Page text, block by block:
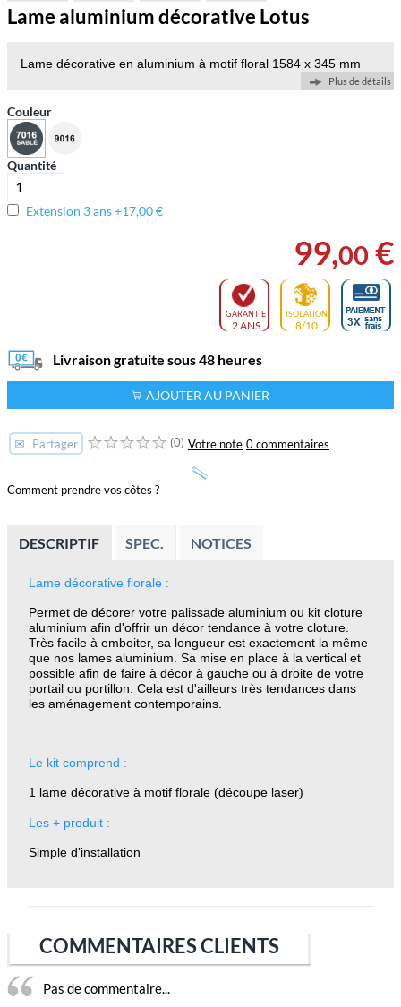
Lame aluminium décorative Lotus
Lame décorative en aluminium à motif floral 1584 x 345 mm
Plus de détails
Couleur
Quantité
Extension 3 ans +17,00 €
99,00 €
GARANTIE
2 ANS
ISOLATION
8/10
Livraison gratuite sous 48 heures
AJOUTER AU PANIER
✉ Partager (0) Votre note 0 commentaires
Comment prendre vos côtes ?
DESCRIPTIF SPEC. NOTICES
Lame décorative florale :
Permet de décorer votre palissade aluminium ou kit cloture
aluminium afin d'offrir un décor tendance à votre cloture.
Très facile à emboiter, sa longueur est exactement la même
que nos lames aluminium. Sa mise en place à la vertical et
possible afin de faire à décor à gauche ou à droite de votre
portail ou portillon. Cela est d'ailleurs très tendances dans
les aménagement contemporains.
Le kit comprend :
1 lame décorative à motif florale (découpe laser)
Les + produit :
Simple d’installation
COMMENTAIRES CLIENTS
Pas de commentaire...